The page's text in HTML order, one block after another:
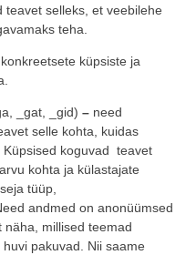
selleks, et veebilehe
teha.
küpsiste ja
_gat, _gid) – need
selle kohta, kuidas
koguvad teavet
kohta ja külastajate
tüüp,
andmed on anonüümsed
näha, millised teemad
pakuvad. Nii saame